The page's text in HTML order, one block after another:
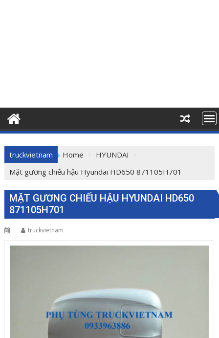
truckvietnam Home
HYUNDAI
Mặt gương chiếu hậu Hyundai HD650 871105H701
MẶT GƯƠNG CHIẾU HẬU HYUNDAI HD650
871105H701
truckvietnam